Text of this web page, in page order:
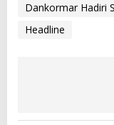
Dankormar Hadiri
Headline